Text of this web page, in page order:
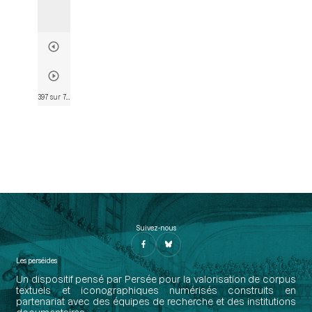
Suivez-nous
Les perséides
Un dispositif pensé par Persée pour la valorisation de corpus
textuels et iconographiques numérisés construits en
partenariat avec des équipes de recherche et des institutions